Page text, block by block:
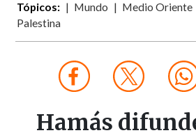
Tópicos: Mundo Medio Oriente
Palestina
Hamás